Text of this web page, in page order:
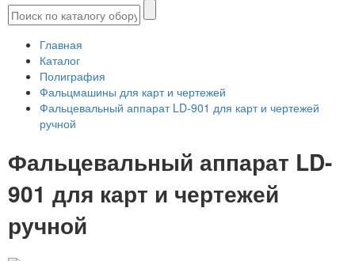
Главная
Каталог
Полиграфия
Фальцмашины для карт и чертежей
Фальцевальный аппарат LD-901 для карт и чертежей
ручной
Фальцевальный аппарат LD-
901 для карт и чертежей
ручной